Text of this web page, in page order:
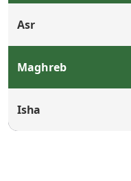
Asr
Maghreb
Isha